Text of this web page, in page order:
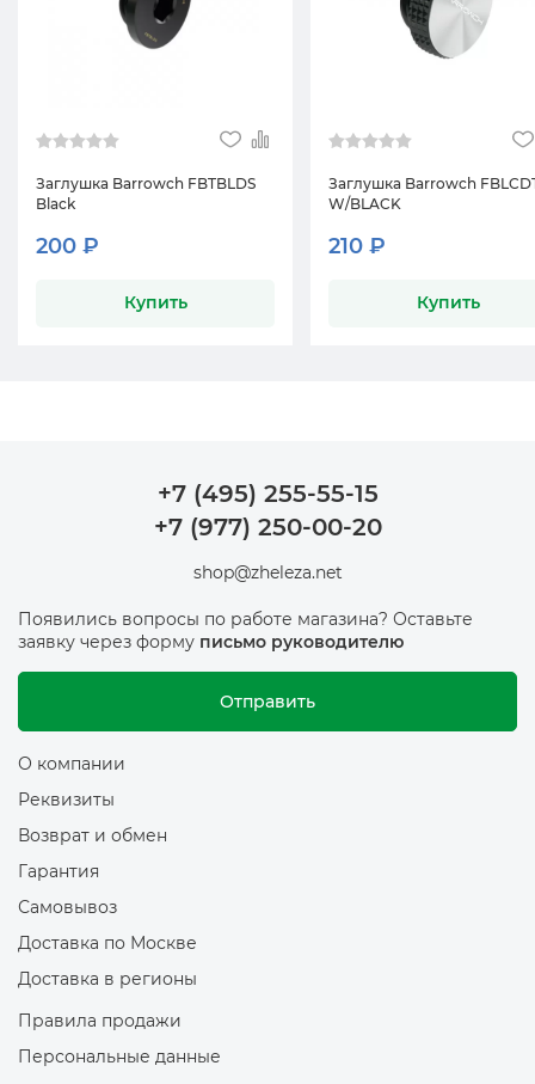
Заглушка Barrowch FBTBLDS
Black
200 ₽
Купить
Заглушка Barrowch
W/BLACK
210 ₽
Купить
+7 (495) 255-55-15
+7 (977) 250-00-20
shop@zheleza.net
Появились вопросы по работе магазина? Оставьте
заявку через форму письмо руководителю
Отправить
О компании
Реквизиты
Возврат и обмен
Гарантия
Самовывоз
Доставка по Москве
Доставка в регионы
Правила продажи
Персональные данные